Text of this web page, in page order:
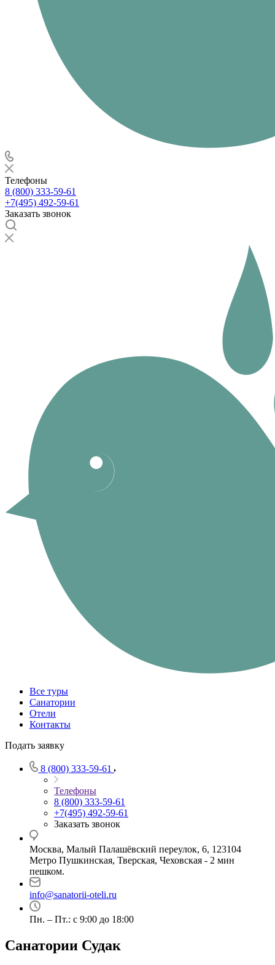
Телефоны
8 (800) 333-59-61
+7(495) 492-59-61
Заказать звонок
Все туры
Санатории
Отели
Контакты
Подать заявку
8 (800) 333-59-61
Телефоны
8 (800) 333-59-61
+7(495) 492-59-61
Заказать звонок
Москва, Малый Палашёвский переулок, 6, 123104
Метро Пушкинская, Тверская, Чеховская - 2 мин
пешком.
info@sanatorii-oteli.ru
Пн. – Пт.: с 9:00 до 18:00
Санатории Судак